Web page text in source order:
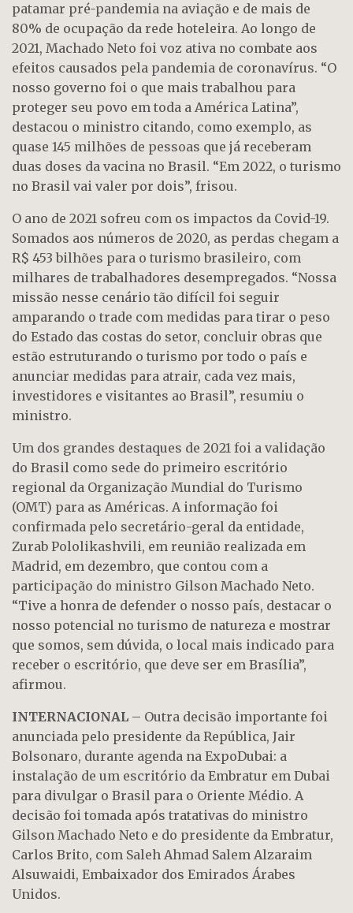
patamar pré-pandemia na aviação e de mais de
80% de ocupação da rede hoteleira. Ao longo de
2021, Machado Neto foi voz ativa no combate aos
efeitos causados pela pandemia de coronavírus. “O
nosso governo foi o que mais trabalhou para
proteger seu povo em toda a América Latina”,
destacou o ministro citando, como exemplo, as
quase 145 milhões de pessoas que já receberam
duas doses da vacina no Brasil. “Em 2022, o turismo
no Brasil vai valer por dois”, frisou.
O ano de 2021 sofreu com os impactos da Covid-19.
Somados aos números de 2020, as perdas chegam a
R$ 453 bilhões para o turismo brasileiro, com
milhares de trabalhadores desempregados. “Nossa
missão nesse cenário tão difícil foi seguir
amparando o trade com medidas para tirar o peso
do Estado das costas do setor, concluir obras que
estão estruturando o turismo por todo o país e
anunciar medidas para atrair, cada vez mais,
investidores e visitantes ao Brasil”, resumiu o
ministro.
Um dos grandes destaques de 2021 foi a validação
do Brasil como sede do primeiro escritório
regional da Organização Mundial do Turismo
(OMT) para as Américas. A informação foi
confirmada pelo secretário-geral da entidade,
Zurab Pololikashvili, em reunião realizada em
Madrid, em dezembro, que contou com a
participação do ministro Gilson Machado Neto.
“Tive a honra de defender o nosso país, destacar o
nosso potencial no turismo de natureza e mostrar
que somos, sem dúvida, o local mais indicado para
receber o escritório, que deve ser em Brasília”,
afirmou.
INTERNACIONAL – Outra decisão importante foi
anunciada pelo presidente da República, Jair
Bolsonaro, durante agenda na ExpoDubai: a
instalação de um escritório da Embratur em Dubai
para divulgar o Brasil para o Oriente Médio. A
decisão foi tomada após tratativas do ministro
Gilson Machado Neto e do presidente da Embratur,
Carlos Brito, com Saleh Ahmad Salem Alzaraim
Alsuwaidi, Embaixador dos Emirados Árabes
Unidos.